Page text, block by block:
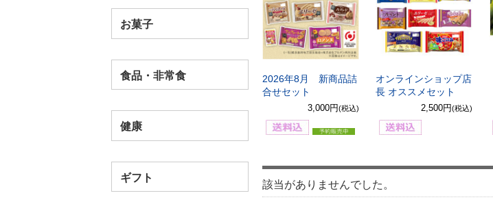
お菓子
食品・非常食
健康
ギフト
2026年8月 新商品詰
合せセット
3,000円(税込)
オンラインショップ店
長 オススメセット
2,500円(税込)
該当がありませんでした。